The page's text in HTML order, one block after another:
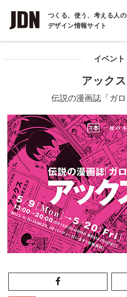
つくる、使う、考える人の
デザイン情報サイト
INTERVIEW
インタビュー
COLUMN
イベント
アック
伝説の漫画誌「ガ